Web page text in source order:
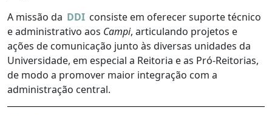
A missão da DDI consiste em oferecer suporte técnico
e administrativo aos Campi, articulando projetos e
ações de comunicação junto às diversas unidades da
Universidade, em especial a Reitoria e as Pró-Reitorias,
de modo a promover maior integração com a
administração central.